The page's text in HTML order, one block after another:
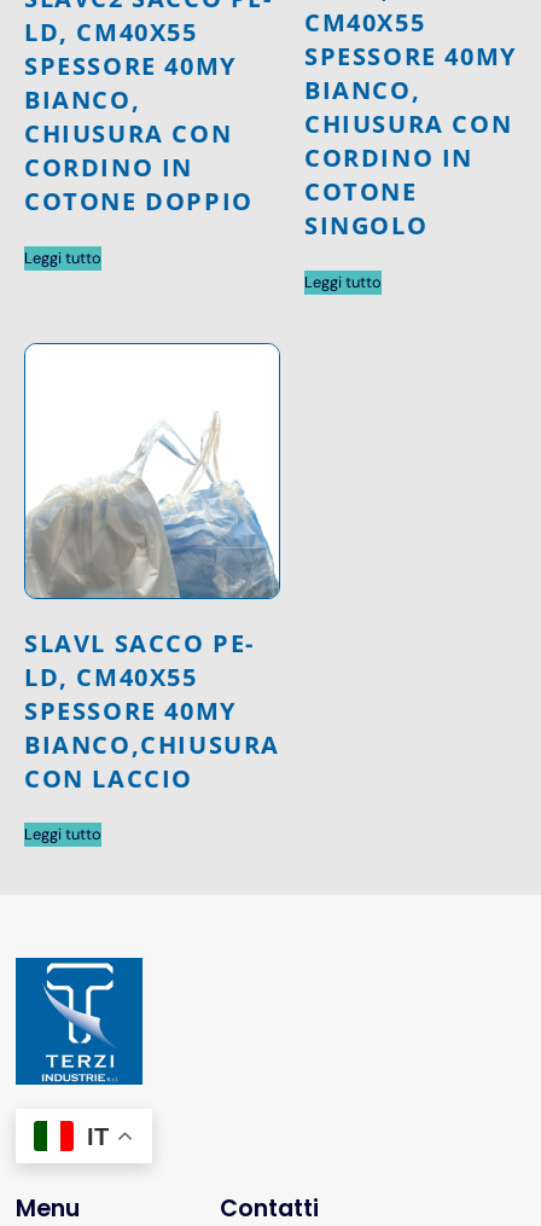
LD, CM40X55
SPESSORE 40MY
BIANCO,
CHIUSURA CON
CORDINO IN
COTONE DOPPIO
Leggi tutto
CM40X55
SPESSORE 40MY
BIANCO,
CHIUSURA CON
CORDINO IN
COTONE
SINGOLO
Leggi tutto
SLAVL SACCO PE-
LD, CM40X55
SPESSORE 40MY
BIANCO,CHIUSURA
CON LACCIO
Leggi tutto
IT
Menu Contatti